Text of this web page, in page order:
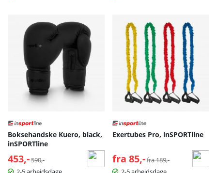
Boksehandske Kuero, black,
inSPORTline
453,- Normalpris:
590,-
Exertubes Pro, inSPORTline
fra 85,- Normalpris:
fra 189,-